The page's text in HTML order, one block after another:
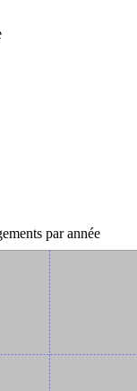
par année